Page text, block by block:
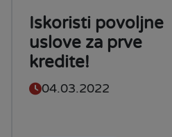
Iskoristi povoljne
uslove za prve
kredite!
04.03.2022